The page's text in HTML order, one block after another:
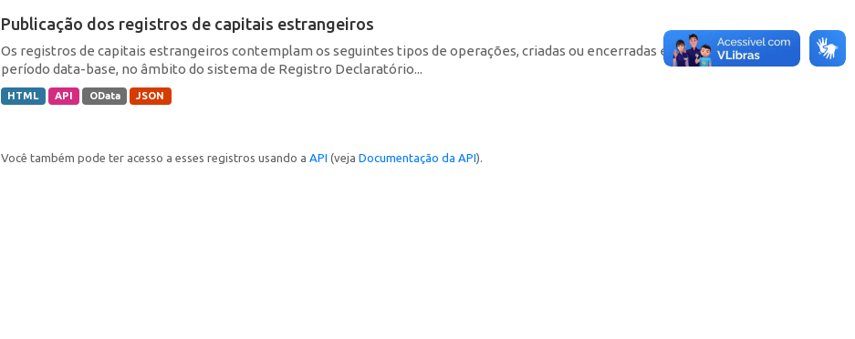
Publicação dos registros de capitais estrangeiros
Os registros de capitais estrangeiros contemplam os seguintes tipos de operações, criadas ou encerradas em cada
período data-base, no âmbito do sistema de Registro Declaratório...
HTML API OData JSON
Você também pode ter acesso a esses registros usando a API (veja Documentação da API).